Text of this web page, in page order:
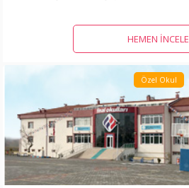
HEMEN İNCELE
Özel Okul